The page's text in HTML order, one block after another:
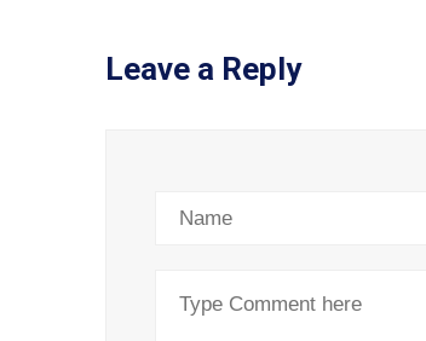
Leave a Reply